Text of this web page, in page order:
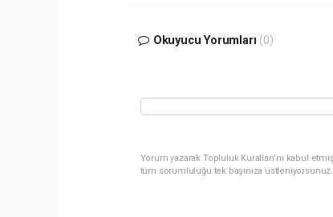
Okuyucu Yorumları (0)
Yorum yazarak Topluluk Kuralları’nı kabul
tüm sorumluluğu tek başınıza